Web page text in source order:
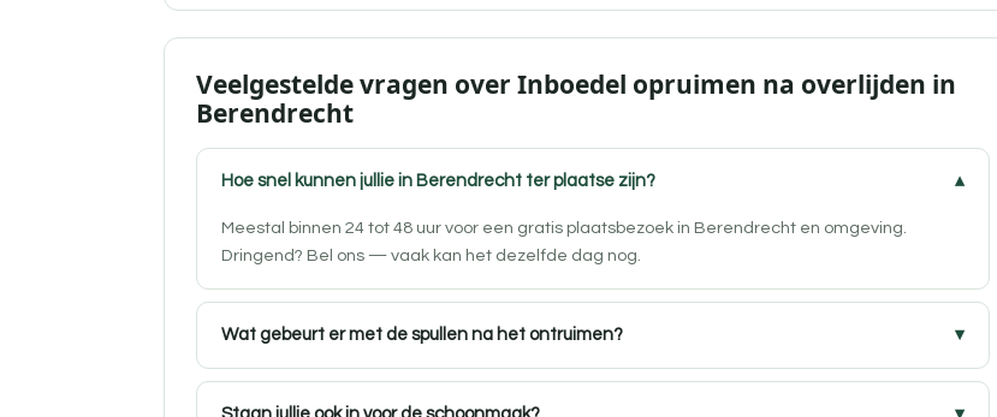
Veelgestelde vragen over Inboedel opruimen na overlijden in
Berendrecht
Hoe snel kunnen jullie in Berendrecht ter plaatse zijn?
Meestal binnen 24 tot 48 uur voor een gratis plaatsbezoek in Berendrecht en omgeving.
Dringend? Bel ons — vaak kan het dezelfde dag nog.
Wat gebeurt er met de spullen na het ontruimen?